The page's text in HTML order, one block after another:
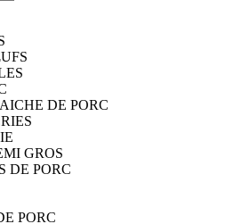
DE PORC
GROS
DE PORC
PORC